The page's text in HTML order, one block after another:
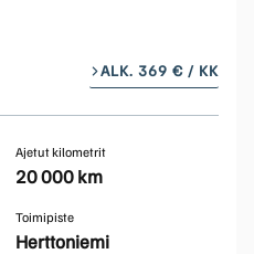
ALK. 369 € / KK
Ajetut kilometrit
20 000 km
Toimipiste
Herttoniemi